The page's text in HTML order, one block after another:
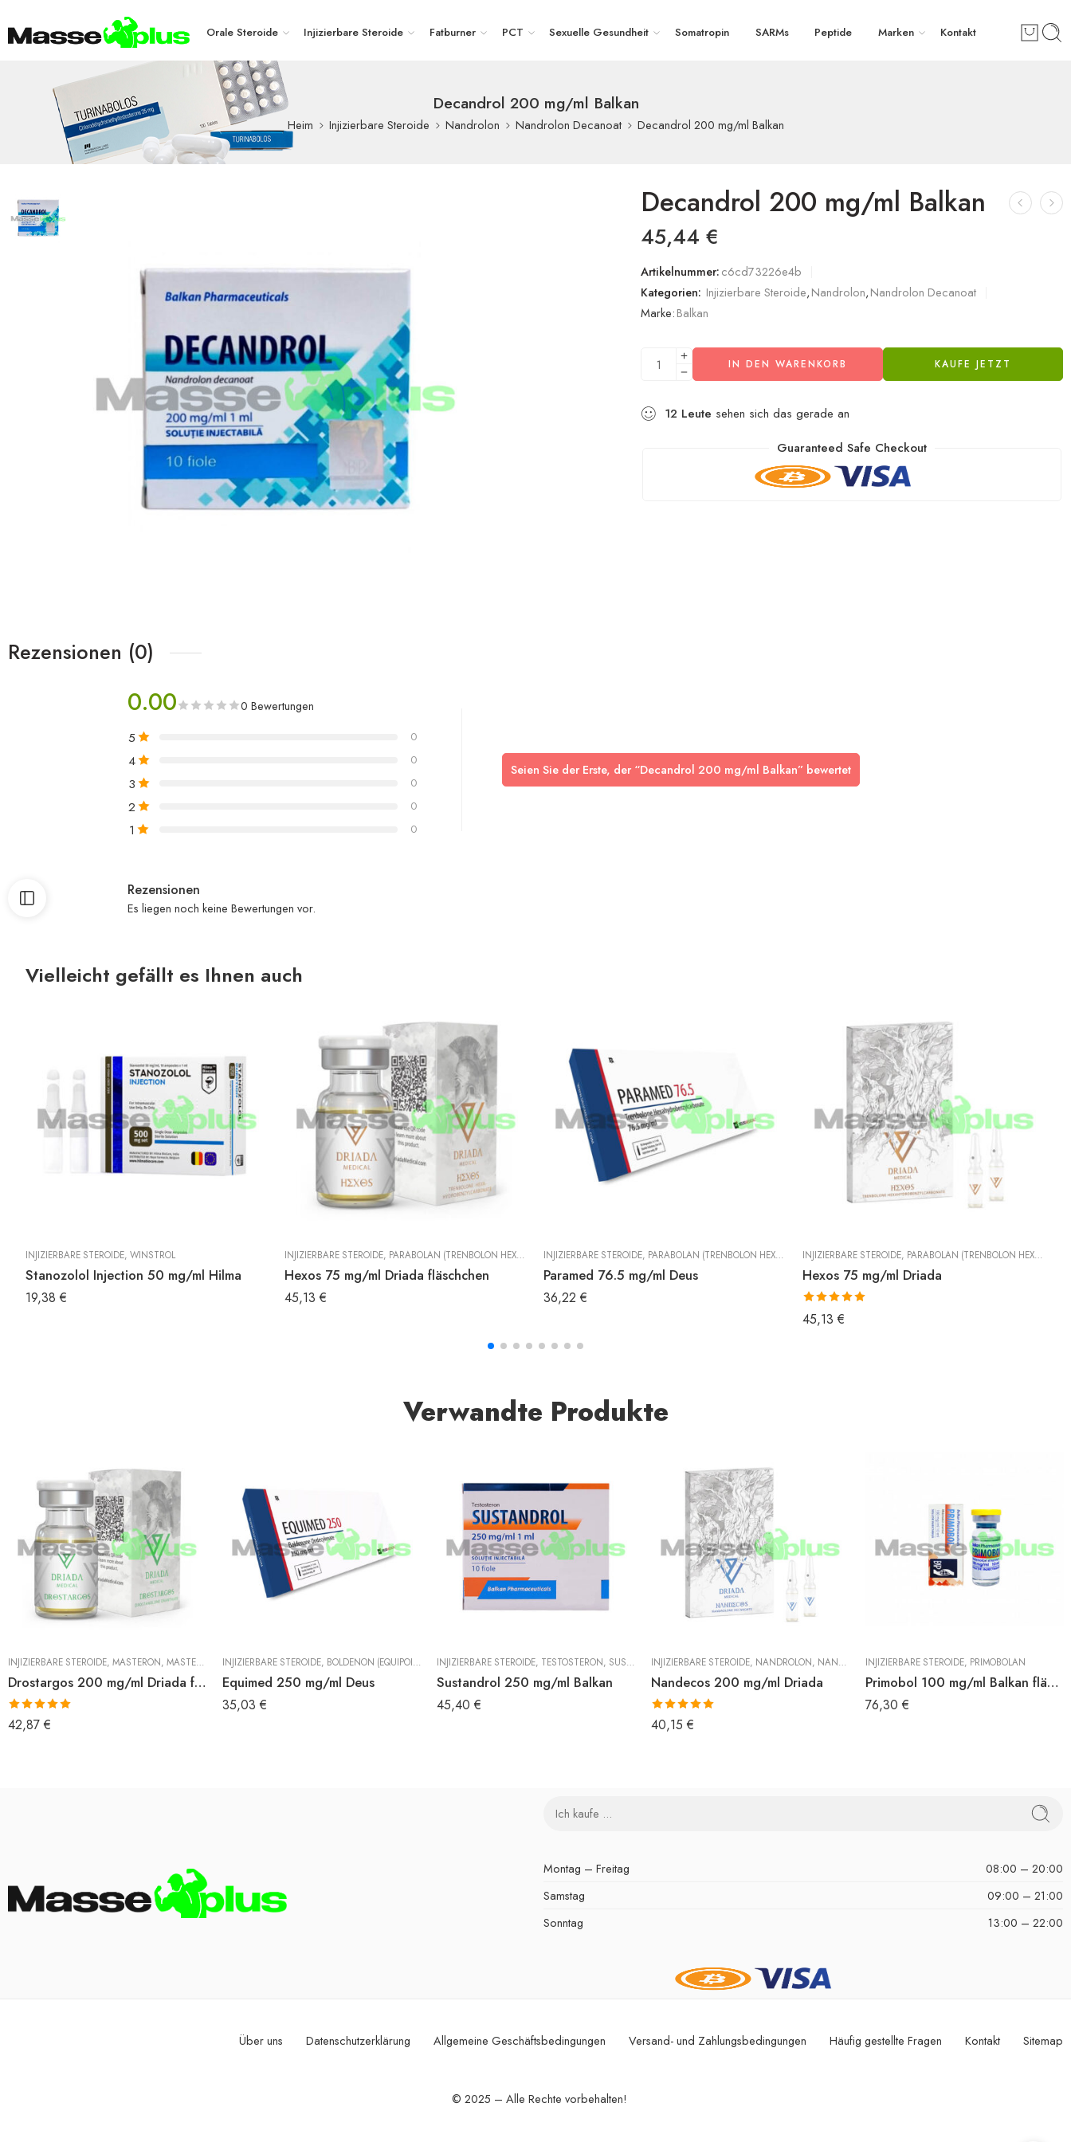
Orale Steroide Injizierbare Steroide Fatburner PCT Sexuelle Gesundheit Somatropin SARMs Peptide Marken Kontakt
Decandrol 200 mg/ml Balkan
Heim Injizierbare Steroide Nandrolon Nandrolon Decanoat Decandrol 200 mg/ml Balkan
Decandrol 200 mg/ml Balkan
45,44 €
Artikelnummer:c6cd73226e4b
Kategorien: Injizierbare Steroide,Nandrolon,Nandrolon Decanoat
Marke:Balkan
IN DEN WARENKORB KAUFE JETZT
12 Leute sehen sich das gerade an
Guaranteed Safe Checkout
Rezensionen (0)
0.00 0 Bewertungen
5 0
4 0
3 0
2 0
1 0
Seien Sie der Erste, der “Decandrol 200 mg/ml Balkan” bewertet
Rezensionen
Es liegen noch keine Bewertungen vor.
Vielleicht gefällt es Ihnen auch
INJIZIERBARE STEROIDE, WINSTROL
Stanozolol Injection 50 mg/ml Hilma
19,38 €
INJIZIERBARE STEROIDE, PARABOLAN (TRENBOLON HEXAHYDROBENZYLCARBONAT) ,TRENBOLON
Hexos 75 mg/ml Driada fläschchen
45,13 €
INJIZIERBARE STEROIDE, PARABOLAN (TRENBOLON HEXAHYDROBENZYLCARBONAT) ,TRENBOLON
Paramed 76.5 mg/ml Deus
36,22 €
INJIZIERBARE STEROIDE, PARABOLAN (TRENBOLON HEXAHYDROBENZYLCARBONAT)
Hexos 75 mg/ml Driada
Bewertet mit
5.00von 5
45,13 €
Verwandte Produkte
INJIZIERBARE STEROIDE, MASTERON, MASTERON ENANTHAT
Drostargos 200 mg/ml Driada fläschchen
Bewertet mit
5.00von 5
42,87 €
INJIZIERBARE STEROIDE, BOLDENON (EQUIPOISE)
Equimed 250 mg/ml Deus
35,03 €
INJIZIERBARE STEROIDE, TESTOSTERON, SUSTANON
Sustandrol 250 mg/ml Balkan
45,40 €
INJIZIERBARE STEROIDE, NANDROLON, NANDROLON DECANOAT
Nandecos 200 mg/ml Driada
Bewertet mit
5.00von 5
40,15 €
INJIZIERBARE STEROIDE, PRIMOBOLAN
Primobol 100 mg/ml Balkan fläschchen
76,30 €
Montag – Freitag
08:00 – 20:00
Samstag
09:00 – 21:00
Sonntag
13:00 – 22:00
Über uns Datenschutzerklärung Allgemeine Geschäftsbedingungen Versand- und Zahlungsbedingungen Häufig gestellte Fragen Kontakt Sitemap
© 2025 – Alle Rechte vorbehalten!